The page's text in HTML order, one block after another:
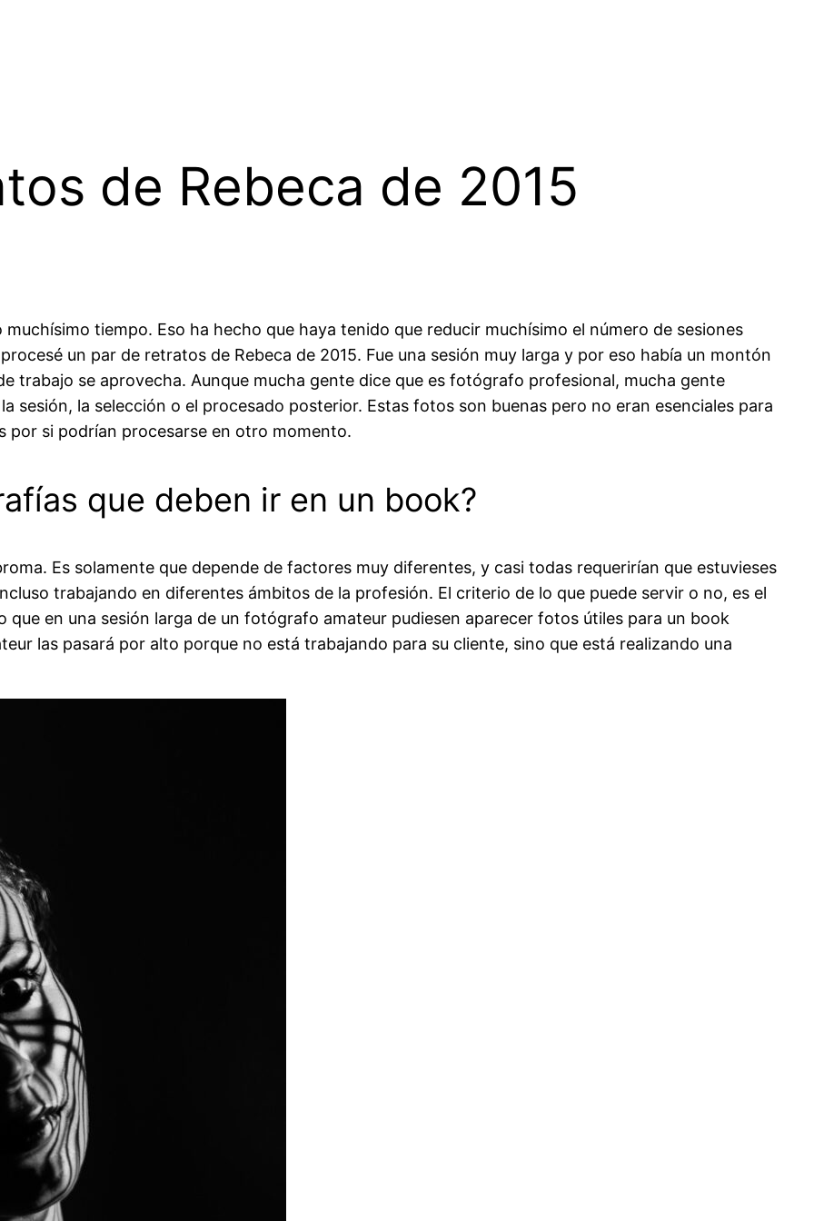
de Rebeca de 2015
tiempo. Eso ha hecho que haya tenido que reducir muchísimo el número de sesiones
un par de retratos de Rebeca de 2015. Fue una sesión muy larga y por eso había un montón
trabajo se aprovecha. Aunque mucha gente dice que es fotógrafo profesional, mucha gente
sesión, la selección o el procesado posterior. Estas fotos son buenas pero no eran esenciales para
por si podrían procesarse en otro momento.
que deben ir en un book?
Es solamente que depende de factores muy diferentes, y casi todas requerirían que estuvieses
trabajando en diferentes ámbitos de la profesión. El criterio de lo que puede servir o no, es el
en una sesión larga de un fotógrafo amateur pudiesen aparecer fotos útiles para un book
las pasará por alto porque no está trabajando para su cliente, sino que está realizando una